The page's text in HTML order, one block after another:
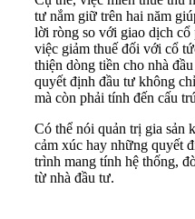
tư nắm giữ trên hai năm
lời ròng so với giao dịch
việc giảm thuế đối với cổ
thiện dòng tiền cho nhà
quyết định đầu tư không
mà còn phải tính đến cấu
Có thể nói quản trị gia sản
cảm xúc hay những quyết
trình mang tính hệ thống,
từ nhà đầu tư.